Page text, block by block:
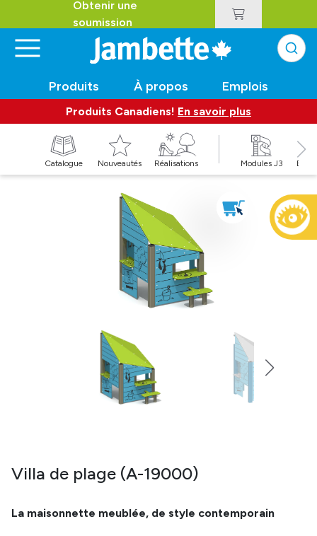
Obtenir une
soumission
Produits À propos Emplois
Produits Canadiens! En savoir plus
Catalogue Nouveautés Réalisations Modules J3
Villa de plage (A-19000)
La maisonnette meublée, de style contemporain